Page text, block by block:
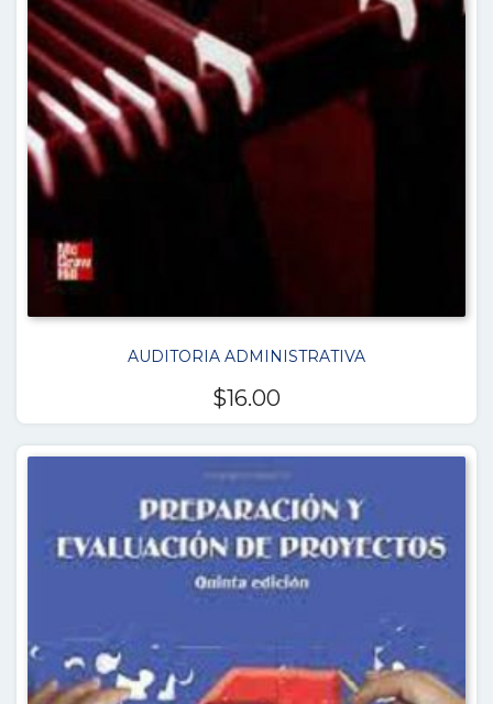
AUDITORIA ADMINISTRATIVA
$16.00